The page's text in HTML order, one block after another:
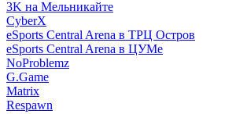
3K на Мельникайте
CyberX
eSports Central Arena в ТРЦ Остров
eSports Central Arena в ЦУМе
NoProblemz
G.Game
Matrix
Respawn